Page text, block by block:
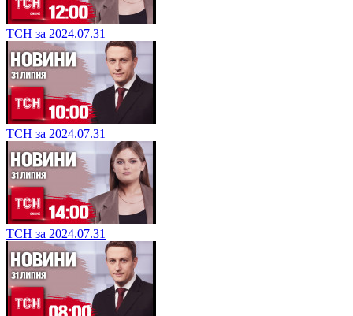
ТСН за 2024.07.31
ТСН за 2024.07.31
ТСН за 2024.07.31